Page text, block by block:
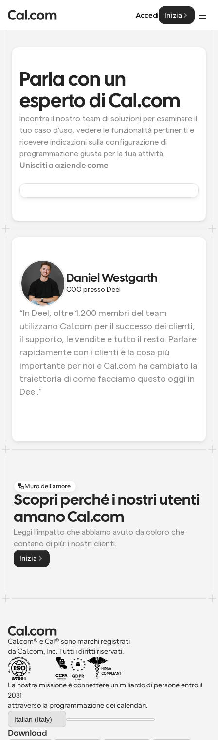
Accedi Inizia
Soluzioni
Per individui
Pianificazione personale semplificata
Per Team
Pianificazione collaborativa per gruppi
Caratteristiche potenti e integrazioni
Soluzioni di programmazione a livello enterprise
Per caso
Reclutamento
Vendite
Istruzione
Telemedicina
Marketing
Programmazione potenziata con chiamate
supportate dall'IA
Impresa
Sviluppatore
Crea le tue integrazioni personalizzate con la nostra
programmazione alla tua app
Crea Client OAuth
Integra Cal.com usando OAuth
API pubblica
Eventi Collettivi
Pianifica eventi con più partecipanti
Documentazione di supporto
Hai bisogno di saperne di più sul nostro sistema?
Controlla la documentazione di aiuto
Incorpora Cal.com nel tuo sito web
Fuori ufficio
Pianifica il tempo libero con facilità
Blog
Rimani aggiornato con le ultime notizie e aggiornamenti
Riunioni Instantanee
Incontrare i clienti in pochi minuti
Link di Gruppo Dinamico
Prenota senza sforzo riunioni con più persone
Parla con un
esperto di Cal.com
Incontra il nostro team di soluzioni per esaminare il
tuo caso d'uso, vedere le funzionalità pertinenti e
ricevere indicazioni sulla configurazione di
programmazione giusta per la tua attività.
Unisciti a aziende come
Daniel Westgarth
COO presso Deel
“In Deel, oltre 1.200 membri del team
utilizzano Cal.com per il successo dei clienti,
il supporto, le vendite e tutto il resto. Parlare
rapidamente con i clienti è la cosa più
importante per noi e Cal.com ha cambiato la
traiettoria di come facciamo questo oggi in
Deel.”
Muro dell'amore
Scopri perché i nostri utenti
amano Cal.com
Leggi l'impatto che abbiamo avuto da coloro che
contano di più: i nostri clienti.
Inizia
Cal.com® e Cal® sono marchi registrati
da Cal.com, Inc. Tutti i diritti riservati.
La nostra missione è connettere un miliardo di persone entro il
2031
attraverso la programmazione dei calendari.
Select Language
Italian (Italy)
Download